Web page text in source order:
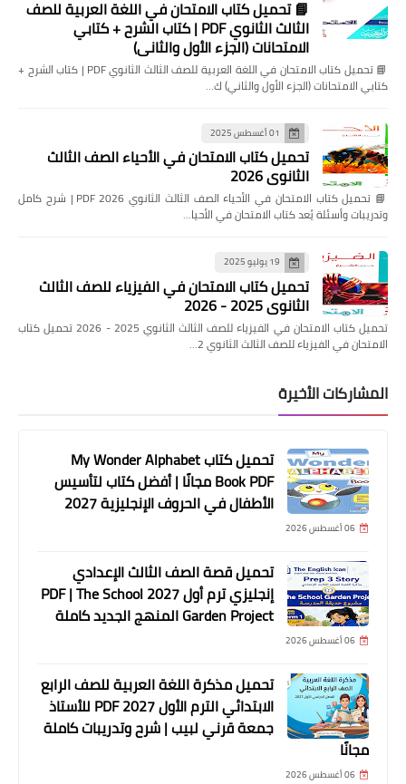
📘 تحميل كتاب الامتحان في اللغة العربية للصف
الثالث الثانوي PDF | كتاب الشرح + كتابي
الامتحانات (الجزء الأول والثاني)
📘 تحميل كتاب الامتحان في اللغة العربية للصف الثالث الثانوي PDF | كتاب الشرح +
كتابي الامتحانات (الجزء الأول والثاني) ك…
01 أغسطس 2025
تحميل كتاب الامتحان في الأحياء الصف الثالث
الثانوي 2026
📘 تحميل كتاب الامتحان في الأحياء الصف الثالث الثانوي 2026 PDF | شرح كامل
وتدريبات وأسئلة يُعد كتاب الامتحان في الأحيا…
19 يوليو 2025
تحميل كتاب الامتحان في الفيزياء للصف الثالث
الثانوي 2025 - 2026
تحميل كتاب الامتحان في الفيزياء للصف الثالث الثانوي 2025 - 2026 تحميل كتاب
الامتحان في الفيزياء للصف الثالث الثانوي 2…
المشاركات الأخيرة
تحميل كتاب My Wonder Alphabet
Book PDF مجانًا | أفضل كتاب لتأسيس
الأطفال في الحروف الإنجليزية 2027
06 أغسطس 2026
تحميل قصة الصف الثالث الإعدادي
إنجليزي ترم أول 2027 PDF | The School
Garden Project المنهج الجديد كاملة
06 أغسطس 2026
تحميل مذكرة اللغة العربية للصف الرابع
الابتدائي الترم الأول 2027 PDF للأستاذ
جمعة قرني لبيب | شرح وتدريبات كاملة
مجانًا
06 أغسطس 2026